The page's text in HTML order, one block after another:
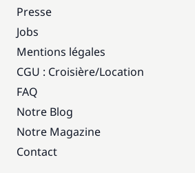
Presse
Jobs
Mentions légales
CGU : Croisière/Location
FAQ
Notre Blog
Notre Magazine
Contact